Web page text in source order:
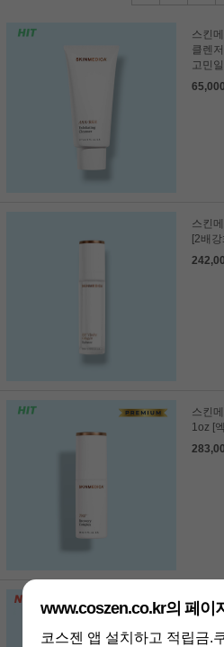
스킨
클렌
고민
스킨
[2배
스킨
1oz [
스킨
트리
장벽
www.coszen.co.kr의 페이
코스젠 앱 설치하고 적립금.